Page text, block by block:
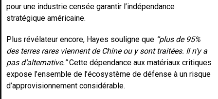
pour une industrie censée garantir l’indépendance
stratégique américaine.
Plus révélateur encore, Hayes souligne que “plus de 95%
des terres rares viennent de Chine ou y sont traitées. Il n’y a
pas d’alternative.”Cette dépendance aux matériaux critiques
expose l’ensemble de l’écosystème de défense à un risque
d’approvisionnement considérable.